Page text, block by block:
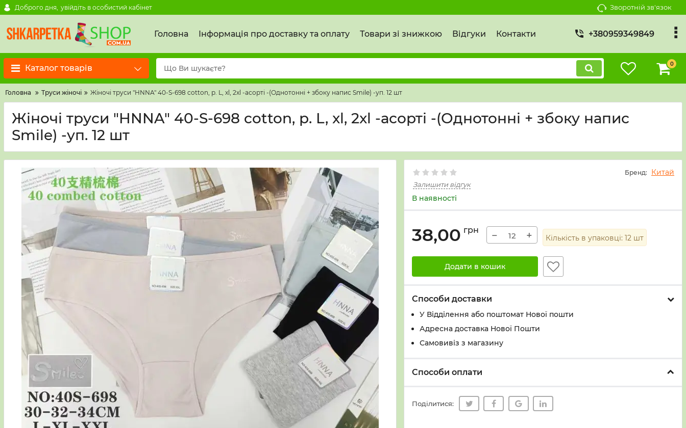
Доброго дня, увійдіть в особистий кабінет Зворотній зв'язок
Головна Інформація про доставку та оплату Товари зі знижкою Відгуки Контакти +380959349849
Каталог товарів 0
Головна Труси жіночі Жіночі труси "HNNA" 40-S-698 cotton, р. L, xl, 2xl -асорті -(Однотонні + збоку напис Smile) -уп. 12 шт
Жіночі труси "HNNA" 40-S-698 cotton, р. L, xl, 2xl -асорті -(Однотонні + збоку напис
Smile) -уп. 12 шт
Бренд: Китай
Залишити відгук
В наявності
38,00 грн − + Кількість в упаковці: 12 шт
Додати в кошик
Способи доставки
У Вiддiлення або поштомат Нової пошти
Адресна доставка Нової Пошти
Самовивіз з магазину
Способи оплати
Поділитися: